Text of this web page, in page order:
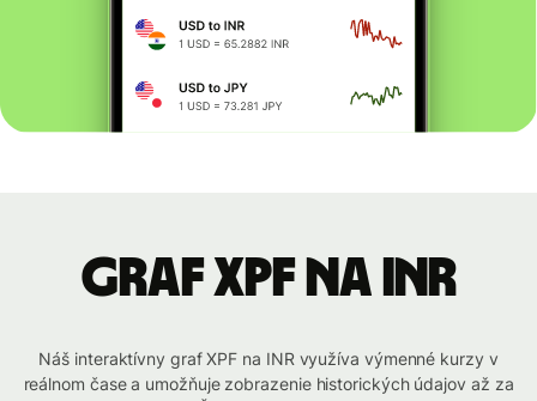
graf XPF na INR
Náš interaktívny graf XPF na INR využíva výmenné kurzy v
reálnom čase a umožňuje zobrazenie historických údajov až za